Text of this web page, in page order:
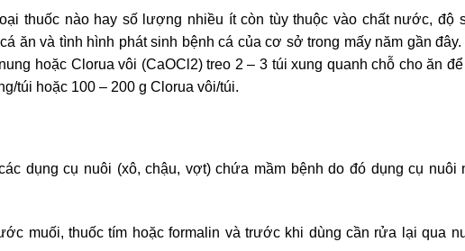
thuốc nào hay số lượng nhiều ít còn tùy thuộc vào chất nước, độ
ăn và tình hình phát sinh bệnh cá của cơ sở trong mấy năm gần đây.
hoặc Clorua vôi (CaOCl 2) treo 2 – 3 túi xung quanh chỗ cho ăn
túi hoặc 100 – 200 g Clorua vôi/túi.
dụng cụ nuôi (xô, chậu, vợt) chứa mầm bệnh do đó dụng cụ nuôi
muối, thuốc tím hoặc formalin và trước khi dùng cần rửa lại qua